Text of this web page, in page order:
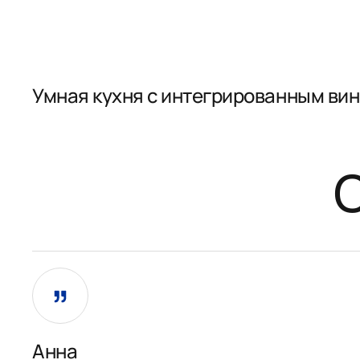
Умная кухня с интегрированным
Анна